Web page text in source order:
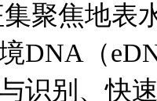
聚焦地表
DNA （
识别、快